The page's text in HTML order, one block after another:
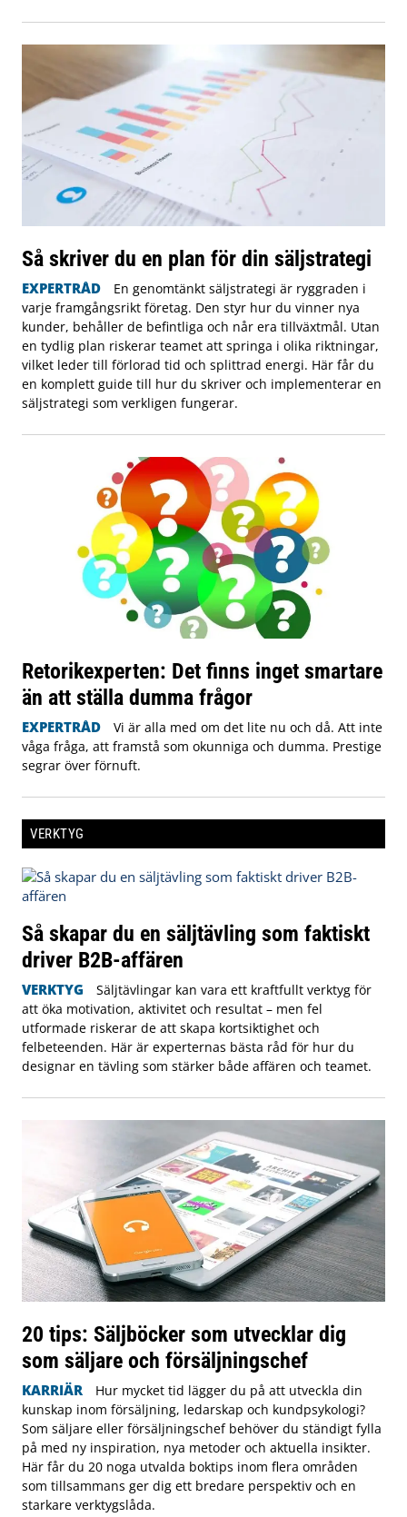
Så skriver du en plan för din säljstrategi
EXPERTRÅD
En genomtänkt säljstrategi är ryggraden i
varje framgångsrikt företag. Den styr hur du vinner nya
kunder, behåller de befintliga och når era tillväxtmål. Utan
en tydlig plan riskerar teamet att springa i olika riktningar,
vilket leder till förlorad tid och splittrad energi. Här får du
en komplett guide till hur du skriver och implementerar en
säljstrategi som verkligen fungerar.
Retorikexperten: Det finns inget smartare
än att ställa dumma frågor
EXPERTRÅD
Vi är alla med om det lite nu och då. Att inte
våga fråga, att framstå som okunniga och dumma. Prestige
segrar över förnuft.
VERKTYG
Så skapar du en säljtävling som faktiskt
driver B2B-affären
VERKTYG
Säljtävlingar kan vara ett kraftfullt verktyg för
att öka motivation, aktivitet och resultat – men fel
utformade riskerar de att skapa kortsiktighet och
felbeteenden. Här är experternas bästa råd för hur du
designar en tävling som stärker både affären och teamet.
20 tips: Säljböcker som utvecklar dig
som säljare och försäljningschef
KARRIÄR
Hur mycket tid lägger du på att utveckla din
kunskap inom försäljning, ledarskap och kundpsykologi?
Som säljare eller försäljningschef behöver du ständigt fylla
på med ny inspiration, nya metoder och aktuella insikter.
Här får du 20 noga utvalda boktips inom flera områden
som tillsammans ger dig ett bredare perspektiv och en
starkare verktygslåda.